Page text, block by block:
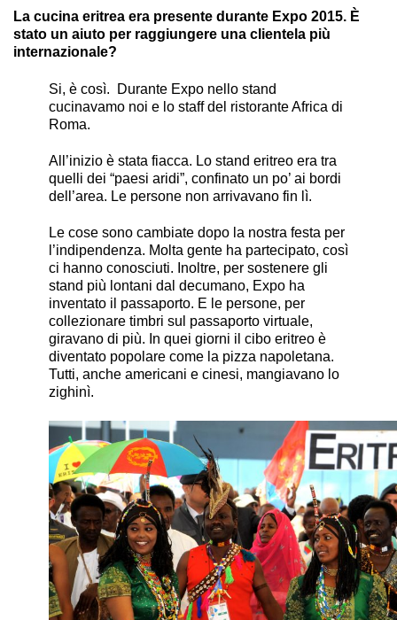
La cucina eritrea era presente durante Expo 2015. È
stato un aiuto per raggiungere una clientela più
internazionale?
Si, è così. Durante Expo nello stand
cucinavamo noi e lo staff del ristorante Africa di
Roma.
All’inizio è stata fiacca. Lo stand eritreo era tra
quelli dei “paesi aridi”, confinato un po’ ai bordi
dell’area. Le persone non arrivavano fin lì.
Le cose sono cambiate dopo la nostra festa per
l’indipendenza. Molta gente ha partecipato, così
ci hanno conosciuti. Inoltre, per sostenere gli
stand più lontani dal decumano, Expo ha
inventato il passaporto. E le persone, per
collezionare timbri sul passaporto virtuale,
giravano di più. In quei giorni il cibo eritreo è
diventato popolare come la pizza napoletana.
Tutti, anche americani e cinesi, mangiavano lo
zighinì.